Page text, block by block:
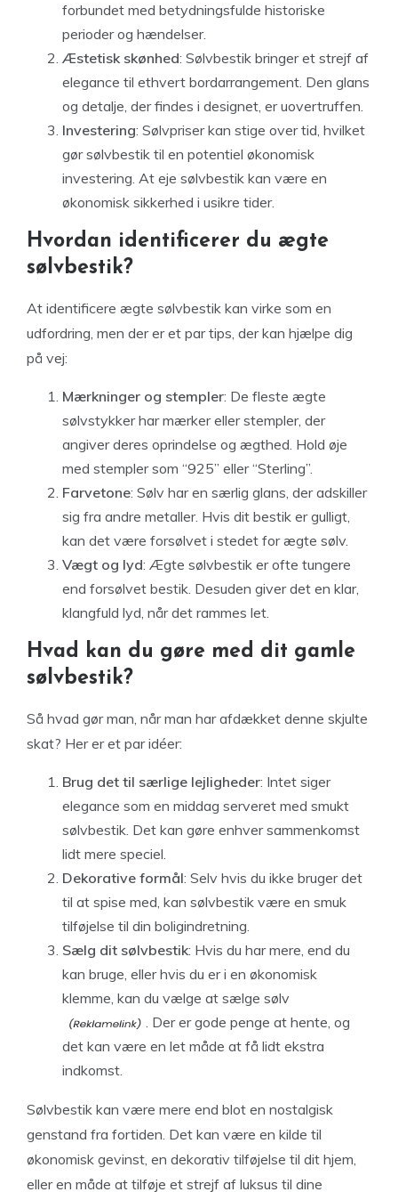
forbundet med betydningsfulde historiske
perioder og hændelser.
Æstetisk skønhed: Sølvbestik bringer et strejf af
elegance til ethvert bordarrangement. Den glans
og detalje, der findes i designet, er uovertruffen.
Investering: Sølvpriser kan stige over tid, hvilket
gør sølvbestik til en potentiel økonomisk
investering. At eje sølvbestik kan være en
økonomisk sikkerhed i usikre tider.
Hvordan identificerer du ægte
sølvbestik?
At identificere ægte sølvbestik kan virke som en
udfordring, men der er et par tips, der kan hjælpe dig
på vej:
Mærkninger og stempler: De fleste ægte
sølvstykker har mærker eller stempler, der
angiver deres oprindelse og ægthed. Hold øje
med stempler som “925” eller “Sterling”.
Farvetone: Sølv har en særlig glans, der adskiller
sig fra andre metaller. Hvis dit bestik er gulligt,
kan det være forsølvet i stedet for ægte sølv.
Vægt og lyd: Ægte sølvbestik er ofte tungere
end forsølvet bestik. Desuden giver det en klar,
klangfuld lyd, når det rammes let.
Hvad kan du gøre med dit gamle
sølvbestik?
Så hvad gør man, når man har afdækket denne skjulte
skat? Her er et par idéer:
Brug det til særlige lejligheder: Intet siger
elegance som en middag serveret med smukt
sølvbestik. Det kan gøre enhver sammenkomst
lidt mere speciel.
Dekorative formål: Selv hvis du ikke bruger det
til at spise med, kan sølvbestik være en smuk
tilføjelse til din boligindretning.
Sælg dit sølvbestik: Hvis du har mere, end du
kan bruge, eller hvis du er i en økonomisk
klemme, kan du vælge at sælge sølv
. Der er gode penge at hente, og
det kan være en let måde at få lidt ekstra
indkomst.
Sølvbestik kan være mere end blot en nostalgisk
genstand fra fortiden. Det kan være en kilde til
økonomisk gevinst, en dekorativ tilføjelse til dit hjem,
eller en måde at tilføje et strejf af luksus til dine